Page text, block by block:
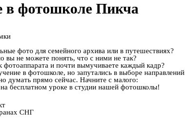
в фотошколе Пикча
фото для семейного архива или в путешествиях?
вы не можете понять, что с ними не так?
фотоаппарата и почти вымучиваете каждый кадр?
в фотошколе, но запутались в выборе направлений
думать прямо сейчас. Начните с малого:
бесплатном уроке в студии нашей фотошколы!
СНГ